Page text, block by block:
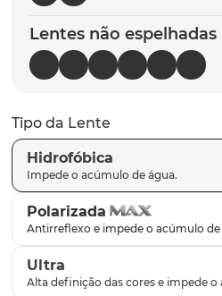
Lentes não espelhadas
Tipo da Lente
Hidrofóbica
Polarizada
Ultra
7º gasket
8º parafusos
9º latch